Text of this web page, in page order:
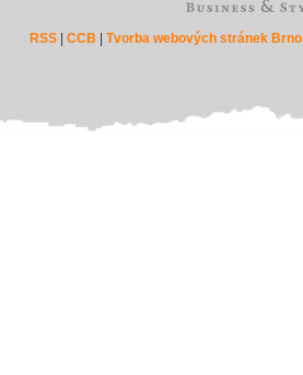
RSS |CCB |Tvorba webových stránek Brno